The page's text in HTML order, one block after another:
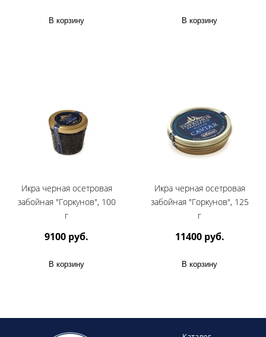
В корзину В корзину
Икра черная осетровая
забойная "Горкунов", 100
г
9100 руб.
В корзину
Икра черная осетровая
забойная "Горкунов", 125
г
11400 руб.
В корзину